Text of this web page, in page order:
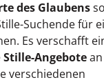
des Glaubens
Suchende für
Es verschafft
Stille-Angebote
verschiedenen